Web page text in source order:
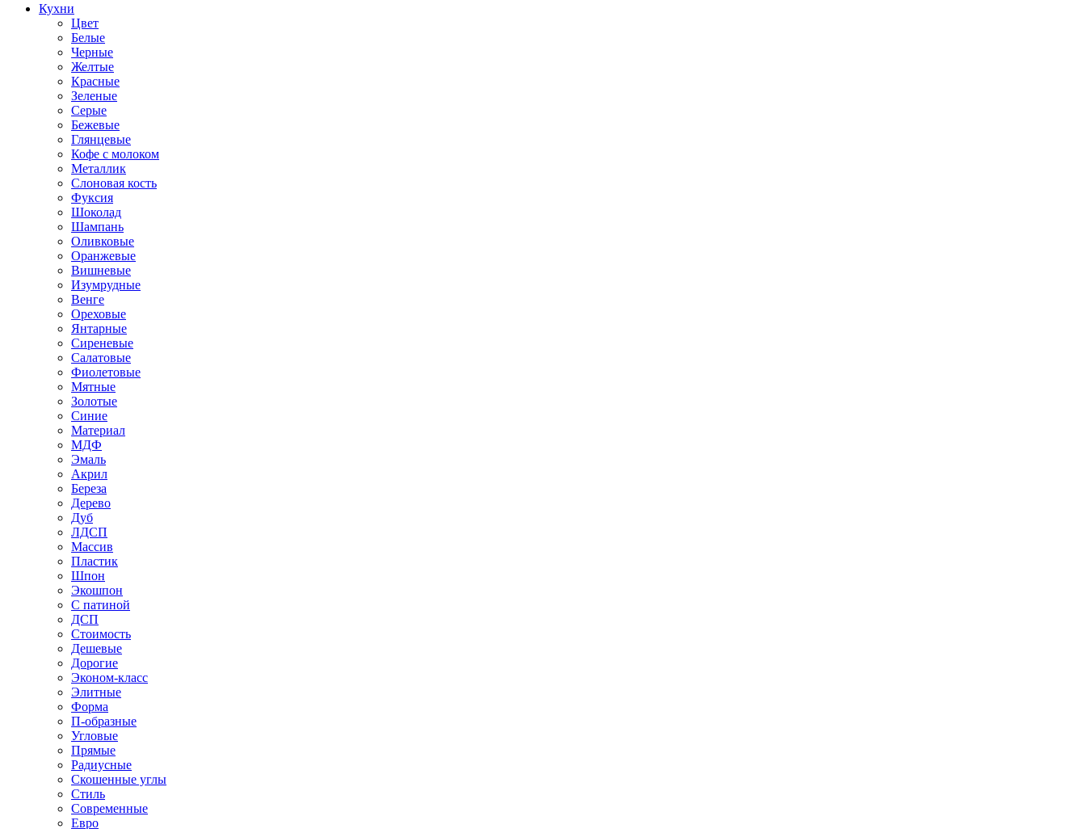
Кухни
Цвет
Белые
Черные
Желтые
Красные
Зеленые
Серые
Бежевые
Глянцевые
Кофе с молоком
Металлик
Слоновая кость
Фуксия
Шоколад
Шампань
Оливковые
Оранжевые
Вишневые
Изумрудные
Венге
Ореховые
Янтарные
Сиреневые
Салатовые
Фиолетовые
Мятные
Золотые
Синие
Материал
МДФ
Эмаль
Акрил
Береза
Дерево
Дуб
ЛДСП
Массив
Пластик
Шпон
Экошпон
С патиной
ДСП
Стоимость
Дешевые
Дорогие
Эконом-класс
Элитные
Форма
П-образные
Угловые
Прямые
Радиусные
Скошенные углы
Стиль
Современные
Евро